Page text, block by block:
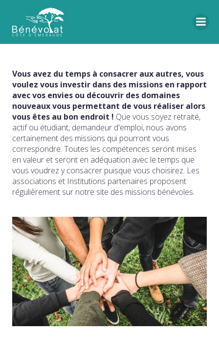
Vous avez du temps à consacrer aux autres, vous
voulez vous investir dans des missions en rapport
avec vos envies ou découvrir des domaines
nouveaux vous permettant de vous réaliser alors
vous êtes au bon endroit ! Que vous soyez retraité,
actif ou étudiant, demandeur d'emploi, nous avons
certainement des missions qui pourront vous
correspondre. Toutes les compétences seront mises
en valeur et seront en adéquation avec le temps que
vous voudrez y consacrer puisque vous choisirez. Les
associations et Institutions partenaires proposent
régulièrement sur notre site des missions bénévoles.